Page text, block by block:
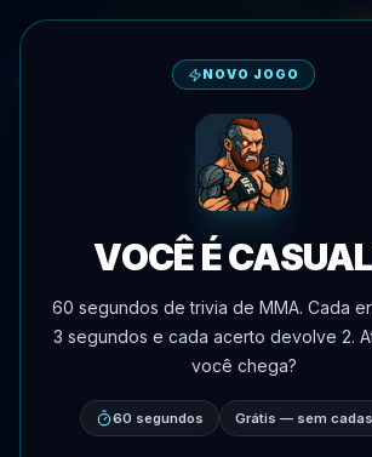
🎮 Fantasy Eventos
NOVO JOGO
VOCÊ É
60 segundos de trivia de MMA. Cada
3 segundos e cada acerto devolve 2.
você chega?
60 segundos Grátis — sem